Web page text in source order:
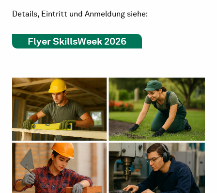
Details, Eintritt und Anmeldung siehe:
Flyer SkillsWeek 2026